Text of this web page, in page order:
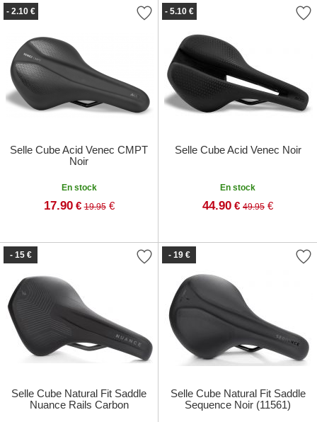
- 2.10 €
Selle Cube Acid Venec CMPT
Noir
En stock
17.90 € 19.95€
- 5.10 €
Selle Cube Acid Venec Noir
En stock
44.90 € 49.95 €
- 15 €
Selle Cube Natural Fit Saddle
Nuance Rails Carbon
- 19 €
Selle Cube Natural Fit Saddle
Sequence Noir (11561)